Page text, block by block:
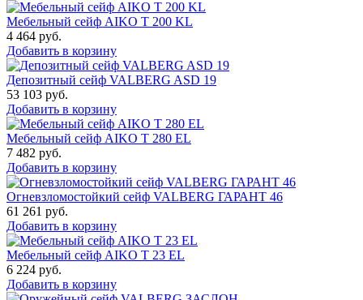
Мебельный сейф AIKO T 200 KL
4 464 руб.
Добавить в корзину
Депозитный сейф VALBERG ASD 19
53 103 руб.
Добавить в корзину
Мебельный сейф AIKO T 280 EL
7 482 руб.
Добавить в корзину
Огневзломостойкий сейф VALBERG ГАРАНТ 46
61 261 руб.
Добавить в корзину
Мебельный сейф AIKO Т 23 EL
6 224 руб.
Добавить в корзину